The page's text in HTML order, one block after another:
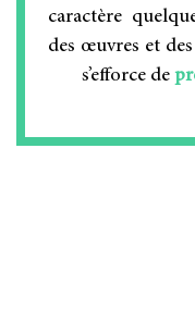
caractère
des œuvres et
s’efforce de